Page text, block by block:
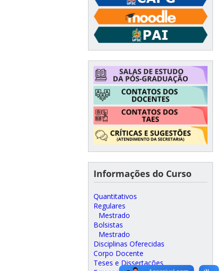
Informações do Curso
Quantitativos
Regulares
Mestrado
Bolsistas
Mestrado
Disciplinas Oferecidas
Corpo Docente
Teses e Dissertações